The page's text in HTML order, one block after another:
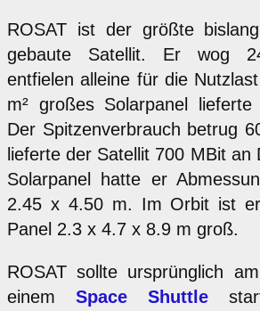
ROSAT ist der größte
gebaute Satellit. Er wog
entfielen alleine für die
m² großes Solarpanel
Der Spitzenverbrauch betrug
lieferte der Satellit 700 MBit an
Solarpanel hatte er
2.45 x 4.50 m. Im Orbit ist
Panel 2.3 x 4.7 x 8.9 m groß.
ROSAT sollte ursprünglich
einem Space Shuttle